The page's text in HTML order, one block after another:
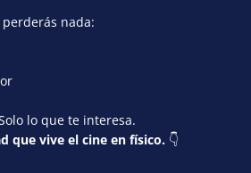
nada:
lo que te interesa.
que vive el cine en físico. 👇